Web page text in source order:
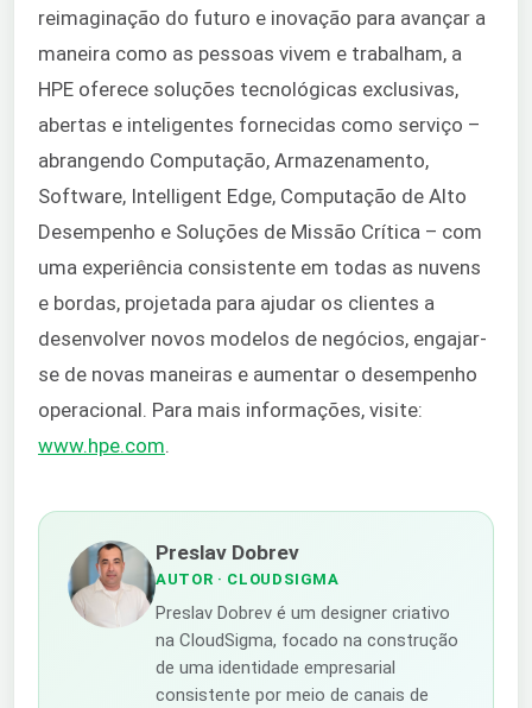
reimaginação do futuro e inovação para avançar a
maneira como as pessoas vivem e trabalham, a
HPE oferece soluções tecnológicas exclusivas,
abertas e inteligentes fornecidas como serviço –
abrangendo Computação, Armazenamento,
Software, Intelligent Edge, Computação de Alto
Desempenho e Soluções de Missão Crítica – com
uma experiência consistente em todas as nuvens
e bordas, projetada para ajudar os clientes a
desenvolver novos modelos de negócios, engajar-
se de novas maneiras e aumentar o desempenho
operacional. Para mais informações, visite:
www.hpe.com
Preslav Dobrev
AUTOR · CLOUDSIGMA
Preslav Dobrev é um designer criativo
na CloudSigma, focado na construção
de uma identidade empresarial
consistente por meio de canais de